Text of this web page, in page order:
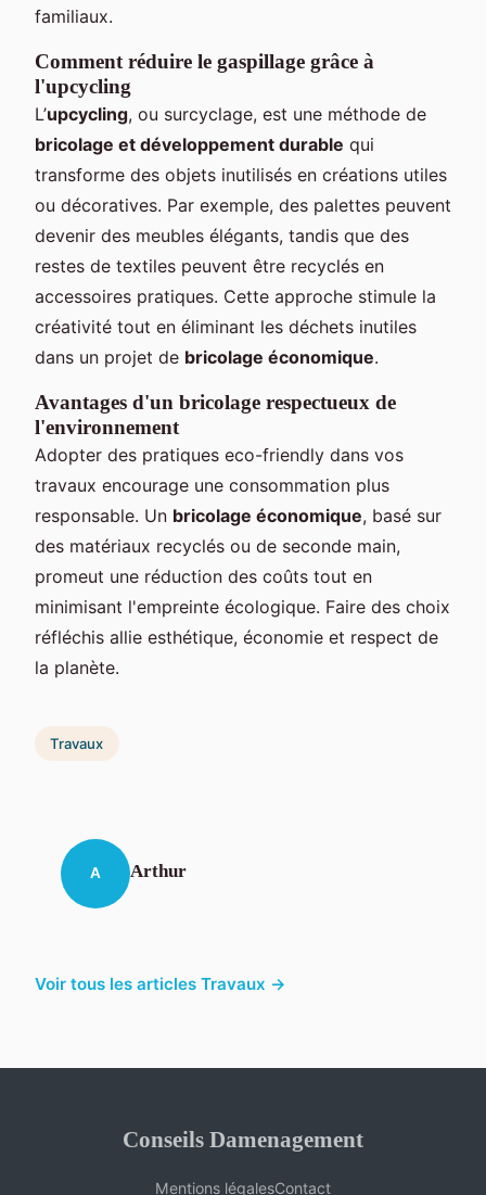
familiaux.
Comment réduire le gaspillage grâce à
l'upcycling
L’upcycling, ou surcyclage, est une méthode de
bricolage et développement durable qui
transforme des objets inutilisés en créations utiles
ou décoratives. Par exemple, des palettes peuvent
devenir des meubles élégants, tandis que des
restes de textiles peuvent être recyclés en
accessoires pratiques. Cette approche stimule la
créativité tout en éliminant les déchets inutiles
dans un projet de bricolage économique.
Avantages d'un bricolage respectueux de
l'environnement
Adopter des pratiques eco-friendly dans vos
travaux encourage une consommation plus
responsable. Un bricolage économique, basé sur
des matériaux recyclés ou de seconde main,
promeut une réduction des coûts tout en
minimisant l'empreinte écologique. Faire des choix
réfléchis allie esthétique, économie et respect de
la planète.
Travaux
A Arthur
Voir tous les articles Travaux →
Conseils Damenagement
Mentions légalesContact